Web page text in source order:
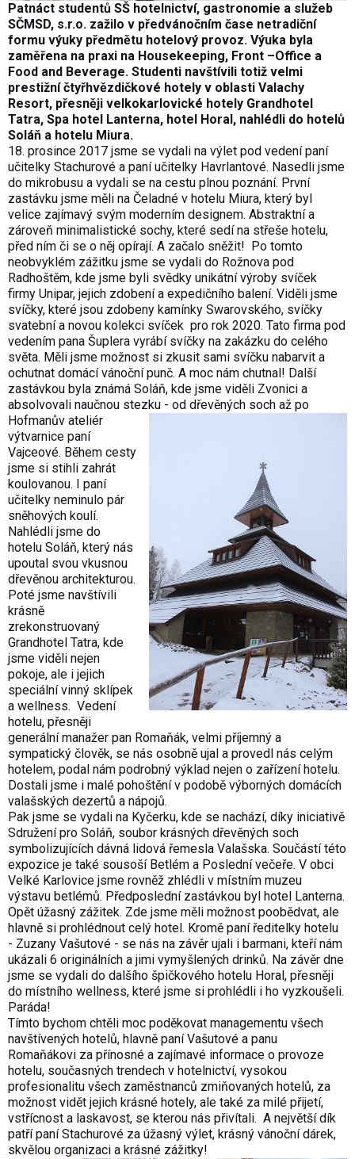
Patnáct studentů SŠ hotelnictví, gastronomie a služeb
SČMSD, s.r.o. zažilo v předvánočním čase netradiční
formu výuky předmětu hotelový provoz. Výuka byla
zaměřena na praxi na Housekeeping, Front –Office a
Food and Beverage. Studenti navštívili totiž velmi
prestižní čtyřhvězdičkové hotely v oblasti Valachy
Resort, přesněji velkokarlovické hotely Grandhotel
Tatra, Spa hotel Lanterna, hotel Horal, nahlédli do hotelů
Soláň a hotelu Miura.
18. prosince 2017 jsme se vydali na výlet pod vedení paní
učitelky Stachurové a paní učitelky Havrlantové. Nasedli jsme
do mikrobusu a vydali se na cestu plnou poznání. První
zastávku jsme měli na Čeladné v hotelu Miura, který byl
velice zajímavý svým moderním designem. Abstraktní a
zároveň minimalistické sochy, které sedí na střeše hotelu,
před ním či se o něj opírají. A začalo sněžit! Po tomto
neobvyklém zážitku jsme se vydali do Rožnova pod
Radhoštěm, kde jsme byli svědky unikátní výroby svíček
firmy Unipar, jejich zdobení a expedičního balení. Viděli jsme
svíčky, které jsou zdobeny kamínky Swarovského, svíčky
svatební a novou kolekci svíček pro rok 2020. Tato firma pod
vedením pana Šuplera vyrábí svíčky na zakázku do celého
světa. Měli jsme možnost si zkusit sami svíčku nabarvit a
ochutnat domácí vánoční punč. A moc nám chutnal! Další
zastávkou byla známá Soláň, kde jsme viděli Zvonici a
absolvovali naučnou stezku - od dřevěných soch až po
Hofmanův ateliér
výtvarnice paní
Vajceové. Během cesty
jsme si stihli zahrát
koulovanou. I paní
učitelky neminulo pár
sněhových koulí.
Nahlédli jsme do
hotelu Soláň, který nás
upoutal svou vkusnou
dřevěnou architekturou.
Poté jsme navštívili
krásně
zrekonstruovaný
Grandhotel Tatra, kde
jsme viděli nejen
pokoje, ale i jejich
speciální vinný sklípek
a wellness. Vedení
hotelu, přesněji
generální manažer pan Romaňák, velmi příjemný a
sympatický člověk, se nás osobně ujal a provedl nás celým
hotelem, podal nám podrobný výklad nejen o zařízení hotelu.
Dostali jsme i malé pohoštění v podobě výborných domácích
valašských dezertů a nápojů.
Pak jsme se vydali na Kyčerku, kde se nachází, díky iniciativě
Sdružení pro Soláň, soubor krásných dřevěných soch
symbolizujících dávná lidová řemesla Valašska. Součástí této
expozice je také sousoší Betlém a Poslední večeře. V obci
Velké Karlovice jsme rovněž zhlédli v místním muzeu
výstavu betlémů. Předposlední zastávkou byl hotel Lanterna.
Opět úžasný zážitek. Zde jsme měli možnost poobědvat, ale
hlavně si prohlédnout celý hotel. Kromě paní ředitelky hotelu
- Zuzany Vašutové - se nás na závěr ujali i barmani, kteří nám
ukázali 6 originálních a jimi vymyšlených drinků. Na závěr dne
jsme se vydali do dalšího špičkového hotelu Horal, přesněji
do místního wellness, které jsme si prohlédli i ho vyzkoušeli.
Paráda!
Tímto bychom chtěli moc poděkovat managementu všech
navštívených hotelů, hlavně paní Vašutové a panu
Romaňákovi za přínosné a zajímavé informace o provoze
hotelu, současných trendech v hotelnictví, vysokou
profesionalitu všech zaměstnanců zmiňovaných hotelů, za
možnost vidět jejich krásné hotely, ale také za milé přijetí,
vstřícnost a laskavost, se kterou nás přivítali. A největší dík
patří paní Stachurové za úžasný výlet, krásný vánoční dárek,
skvělou organizaci a krásné zážitky!